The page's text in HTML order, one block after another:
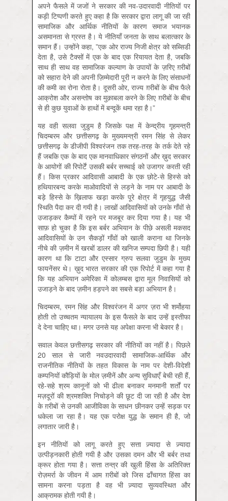
अपने फैसले में जजों ने सरकार की नव-उदारवादी नीतियों पर
कड़ी टिप्पणी करते हुए कहा है कि सरकार द्वारा लागू की जा रही
सामाजिक और आर्थिक नीतियों के कारण समाज भयानक
असमानता से ग्रस्त है। ये नीतियाँ जनता के साथ बलात्कार के
समान हैं। उन्होंने कहा, ”एक ओर राज्य निजी क्षेत्र को सब्सिडी
देता है, उसे टैक्सों में एक के बाद एक रियायत देता है, जबकि
साथ ही साथ वह सामाजिक कल्याण के उपायों के ज़रिए ग़रीबों
को सहारा देने की अपनी ज़िम्मेदारी पूरी न करने के लिए संसाधनों
की कमी का रोना रोता है। दूसरी ओर, राज्य ग़रीबों के बीच फैले
आक्रोश और असन्तोष का मुक़ाबला करने के लिए ग़रीबों के बीच
से ही कुछ युवाओं के हाथों में बन्दूकें थमा रहा है।”
यह वही सलवा जुडुम है जिसके पक्ष में केन्द्रीय गृहमन्‍त्री
चिदम्बरम और छत्तीसगढ़ के मुख्यमन्‍त्री रमन सिंह से लेकर
छत्तीसगढ़ के डीजीपी विश्वरंजन तक तरह-तरह के तर्क देते रहे
हैं जबकि एक के बाद एक मानवाधिकार संगठनों और ख़ुद सरकार
के आयोगों की रिपोर्टें उसकी बर्बर सच्चाई को उजागर करती रही
हैं। किस प्रकार आदिवासी आबादी के एक छोटे-से हिस्से को
हथियारबन्द करके माओवादियों से लड़ने के नाम पर आबादी के
बड़े हिस्से के ख़िलाफ खड़ा करके पूरे क्षेत्र में गृहयुद्ध जैसी
स्थिति पैदा कर दी गयी है। लाखों आदिवासियों को उनके गाँवों से
उजाड़कर कैम्पों में रहने पर मजबूर कर दिया गया है। यह भी
साफ़ हो चुका है कि इस बर्बर अभियान के पीछे असली मकसद
आदिवासियों के उन सैकड़ों गाँवों को खाली कराना था जिनके
नीचे की ज़मीन में खरबों डालर की खनिज सम्पदा छिपी है। यही
कारण था कि टाटा और एस्सार ग्रुप सलवा जुडुम के मुख्य
फायनेंसर थे। ख़ुद भारत सरकार की एक रिपोर्ट में कहा गया है
कि यह अभियान अमेरिका में कोलम्बस द्वारा मूल निवासियों को
उजाड़ने के बाद ज़मीन हड़पने का सबसे बड़ा अभियान है।
चिदम्बरम, रमन सिंह और विश्वरंजन में अगर ज़रा भी शर्मोहया
होती तो उच्चतम न्यायालय के इस फैसले के बाद उन्हें इस्तीफा
दे देना चाहिए था। मगर उनसे यह अपेक्षा करना भी बेकार है।
सवाल केवल छत्तीसगढ़ सरकार की नीतियों का नहीं है। पिछले
20 साल से जारी नवउदारवादी सामाजिक-आर्थिक और
राजनीतिक नीतियों के तहत विकास के नाम पर देशी-विदेशी
कम्पनियों कौड़ियों के मोल ज़मीनें और अन्य सुविधाएँ बेची रही हैं,
रहे-सहे श्रम कानूनों को भी ढीला बनाकर मनमानी शर्तों पर
मज़दूरों की श्रमशक्ति निचोड़ने की छूट दी जा रही है और देश
के ग़रीबों से उनकी आजीविका के साधन छीनकर उन्हें सड़क पर
धकेला जा रहा है। यह एक परोक्ष युद्ध के समान ही है, जो
लगातार जारी है।
इन नीतियों को लागू करते हुए सत्ता ज़्यादा से ज़्यादा
उत्पीड़नकारी होती गयी है और उसका दमन और भी बर्बर तथा
क्रूर होता गया है। सत्ता तन्‍त्र की खुली हिंसा के अतिरिक्त
रोज़मर्रा के जीवन में आम ग़रीबों को जिस ढाँचागत हिंसा का
सामना करना पड़ता है वह भी ज़्यादा सुव्यवस्थित और
आक्रामक होती गयी है।